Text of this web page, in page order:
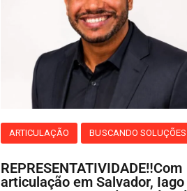
ARTICULAÇÃO BUSCANDO SOLUÇÕES
REPRESENTATIVIDADE‼️Com
articulação em Salvador, Iago